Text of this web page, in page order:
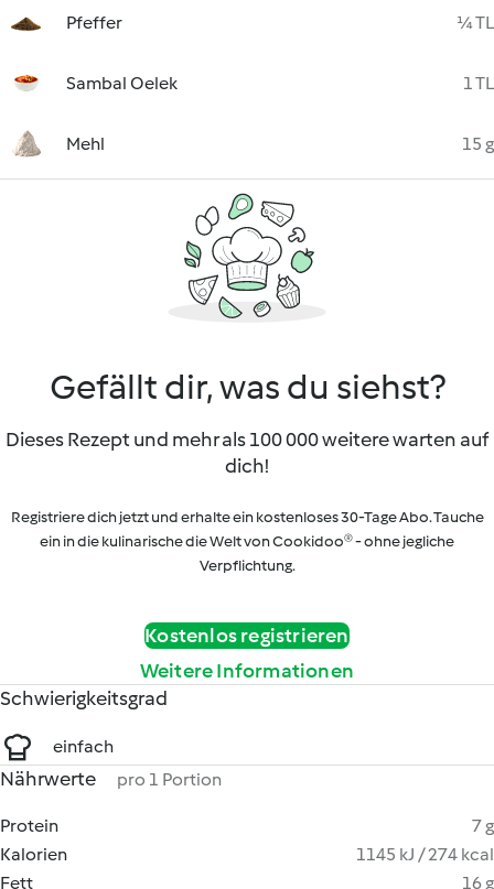
Pfeffer ¼ TL
Sambal Oelek 1 TL
Mehl 15 g
Gefällt dir, was du siehst?
Dieses Rezept und mehr als 100 000 weitere warten auf
dich!
Registriere dich jetzt und erhalte ein kostenloses 30-Tage Abo. Tauche
ein in die kulinarische die Welt von Cookidoo® - ohne jegliche
Verpflichtung.
Kostenlos registrieren
Weitere Informationen
Schwierigkeitsgrad
einfach
Nährwerte pro 1 Portion
Protein
7 g
Kalorien
1145 kJ / 274 kcal
Fett
16 g